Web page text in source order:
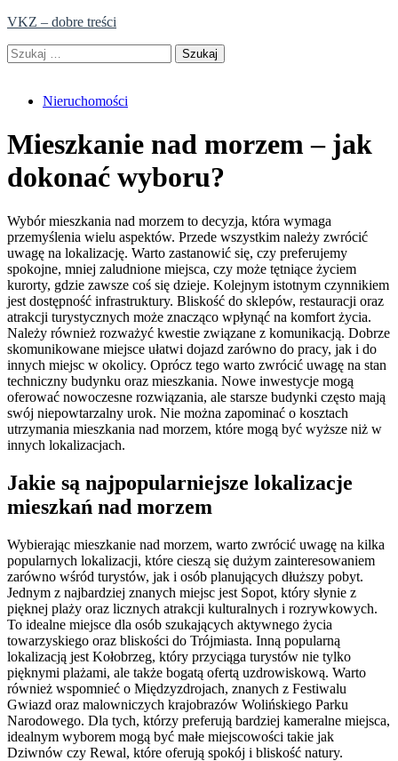
Skip
content
VKZ – dobre treści
Szukaj:
Nieruchomości
Mieszkanie nad morzem – jak
dokonać wyboru?
Wybór mieszkania nad morzem to decyzja, która wymaga
przemyślenia wielu aspektów. Przede wszystkim należy zwrócić
uwagę na lokalizację. Warto zastanowić się, czy preferujemy
spokojne, mniej zaludnione miejsca, czy może tętniące życiem
kurorty, gdzie zawsze coś się dzieje. Kolejnym istotnym czynnikiem
jest dostępność infrastruktury. Bliskość do sklepów, restauracji oraz
atrakcji turystycznych może znacząco wpłynąć na komfort życia.
Należy również rozważyć kwestie związane z komunikacją. Dobrze
skomunikowane miejsce ułatwi dojazd zarówno do pracy, jak i do
innych miejsc w okolicy. Oprócz tego warto zwrócić uwagę na stan
techniczny budynku oraz mieszkania. Nowe inwestycje mogą
oferować nowoczesne rozwiązania, ale starsze budynki często mają
swój niepowtarzalny urok. Nie można zapominać o kosztach
utrzymania mieszkania nad morzem, które mogą być wyższe niż w
innych lokalizacjach.
Jakie są najpopularniejsze lokalizacje
mieszkań nad morzem
Wybierając mieszkanie nad morzem, warto zwrócić uwagę na kilka
popularnych lokalizacji, które cieszą się dużym zainteresowaniem
zarówno wśród turystów, jak i osób planujących dłuższy pobyt.
Jednym z najbardziej znanych miejsc jest Sopot, który słynie z
pięknej plaży oraz licznych atrakcji kulturalnych i rozrywkowych.
To idealne miejsce dla osób szukających aktywnego życia
towarzyskiego oraz bliskości do Trójmiasta. Inną popularną
lokalizacją jest Kołobrzeg, który przyciąga turystów nie tylko
pięknymi plażami, ale także bogatą ofertą uzdrowiskową. Warto
również wspomnieć o Międzyzdrojach, znanych z Festiwalu
Gwiazd oraz malowniczych krajobrazów Wolińskiego Parku
Narodowego. Dla tych, którzy preferują bardziej kameralne miejsca,
idealnym wyborem mogą być małe miejscowości takie jak
Dziwnów czy Rewal, które oferują spokój i bliskość natury.